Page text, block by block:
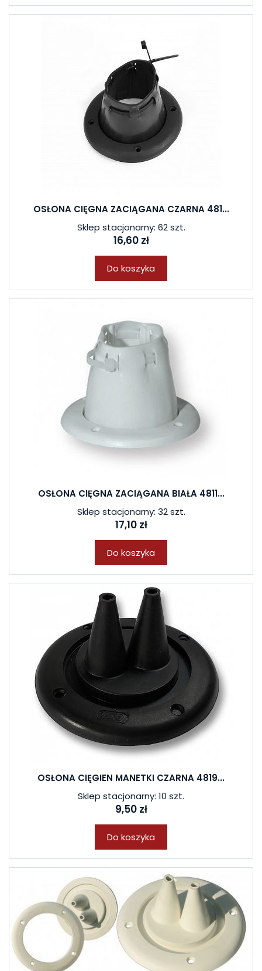
OSŁONA CIĘGNA ZACIĄGANA CZARNA 481...
Sklep stacjonarny: 62 szt.
16,60 zł
Do koszyka
OSŁONA CIĘGNA ZACIĄGANA BIAŁA 4811...
Sklep stacjonarny: 32 szt.
17,10 zł
Do koszyka
OSŁONA CIĘGIEN MANETKI CZARNA 4819...
Sklep stacjonarny: 10 szt.
9,50 zł
Do koszyka